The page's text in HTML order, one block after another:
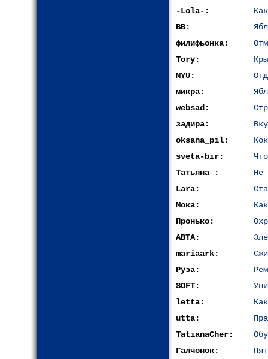
-Lola-:
ВВ:
филифьонка:
Tory:
MYU:
микра:
websad:
задира:
oksana_pil:
sveta-bir:
Татьяна :
Не
Lara:
Мока:
Пронько:
АВТА:
mariaark:
Руза:
SOFT:
letta:
utta:
TatianaCher:
Галчонок: